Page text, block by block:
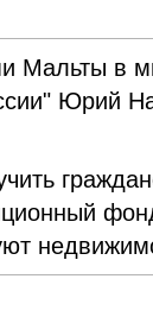
Мальты в
Юрий